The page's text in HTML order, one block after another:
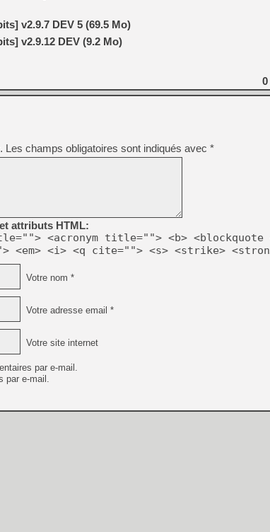
[LS] [PS5] Le WebKit
[GK] Oubliez Crazy Taxi,
[LS] [Switch] NSZ 5.0.0
v2.9.7 DEV 5 (69.5 Mo)
v2.9.12 DEV (9.2 Mo)
0
Les champs obligatoires sont indiqués avec *
attributs HTML:
<acronym title=""> <b> <blockquote
<em> <i> <q cite=""> <s> <strike>
Votre nom *
Votre adresse email *
Votre site internet
par e-mail.
par e-mail.